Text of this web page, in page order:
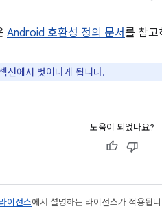
Android 호환성 정의 문서를 참고
션에서 벗어나게 됩니다.
도움이 되었나요?
이선스에서 설명하는 라이선스가 적용됩